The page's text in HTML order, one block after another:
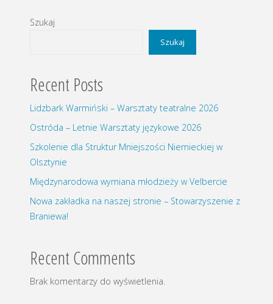
Szukaj
Szukaj
Recent Posts
Lidzbark Warmiński – Warsztaty teatralne 2026
Ostróda – Letnie Warsztaty językowe 2026
Szkolenie dla Struktur Mniejszości Niemieckiej w
Olsztynie
Międzynarodowa wymiana młodzieży w Velbercie
Nowa zakładka na naszej stronie – Stowarzyszenie z
Braniewa!
Recent Comments
Brak komentarzy do wyświetlenia.